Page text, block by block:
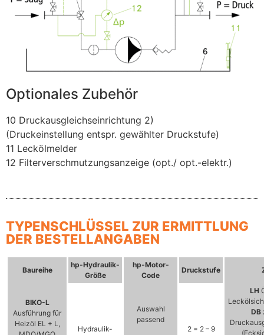
Optionales Zubehör
10 Druckausgleichseinrichtung 2)
(Druckeinstellung entspr. gewählter Druckstufe)
11 Leckölmelder
12 Filterverschmutzungsanzeige (opt./ opt.-elektr.)
TYPENSCHLÜSSEL ZUR ERMITTLUNG
DER BESTELLANGABEN
Baureihe
hp-Hydraulik-
Größe
hp-Motor-
Code
Druckstufe
BIKO-L
Ausführung für
Heizöl EL + L,
Hydraulik-
Auswahl
passend
2 = 2 – 9
LH
DB